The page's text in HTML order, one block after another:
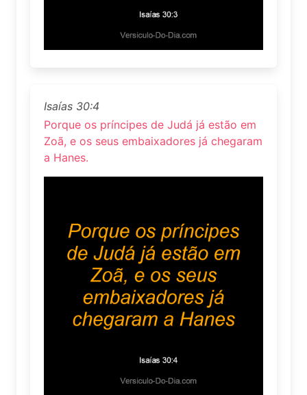
Isaías 30:4
Porque os príncipes de Judá já estão em
Zoã, e os seus embaixadores já chegaram
a Hanes.